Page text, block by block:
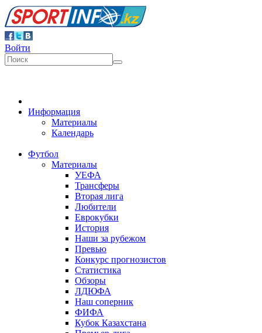
Войти
Информация
Материалы
Календарь
Футбол
Материалы
УЕФА
Трансферы
Вторая лига
Любители
Еврокубки
История
Наши за рубежом
Превью
Конкурс прогнозистов
Статистика
Обзоры
ЛДЮФА
Наш соперник
ФИФА
Кубок Казахстана